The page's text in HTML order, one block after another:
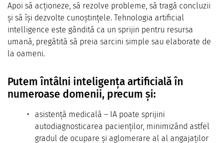
Apoi să acționeze, să rezolve probleme, să tragă concluzii
și să își dezvolte cunoștințele. Tehnologia artificial
intelligence este gândită ca un sprijin pentru resursa
umană, pregătită să preia sarcini simple sau elaborate de
la oameni.
Putem întâlni inteligența artificială în
numeroase domenii, precum și:
asistență medicală – IA poate sprijini
autodiagnosticarea pacienților, minimizând astfel
gradul de ocupare și aglomerare al al angajaților